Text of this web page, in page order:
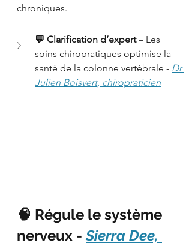
chroniques.
💬 Clarification d’expert – Les
soins chiropratiques optimise la
santé de la colonne vertébrale - Dr
Julien Boisvert, chiropraticien
🧠 Régule le système
nerveux - Sierra Dee,